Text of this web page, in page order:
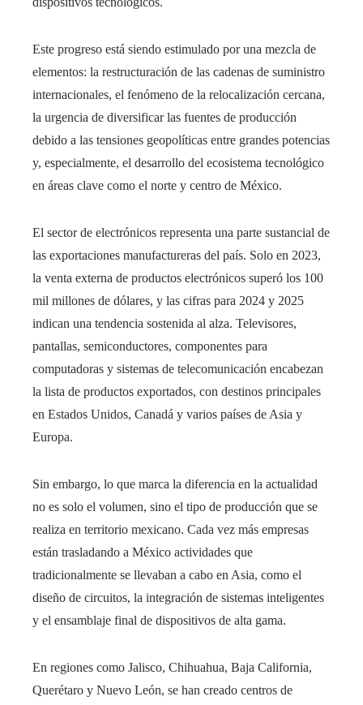
Este progreso está siendo estimulado por una mezcla de
elementos: la restructuración de las cadenas de suministro
internacionales, el fenómeno de la relocalización cercana,
la urgencia de diversificar las fuentes de producción
debido a las tensiones geopolíticas entre grandes potencias
y, especialmente, el desarrollo del ecosistema tecnológico
en áreas clave como el norte y centro de México.
El sector de electrónicos representa una parte sustancial de
las exportaciones manufactureras del país. Solo en 2023,
la venta externa de productos electrónicos superó los 100
mil millones de dólares, y las cifras para 2024 y 2025
indican una tendencia sostenida al alza. Televisores,
pantallas, semiconductores, componentes para
computadoras y sistemas de telecomunicación encabezan
la lista de productos exportados, con destinos principales
en Estados Unidos, Canadá y varios países de Asia y
Europa.
Sin embargo, lo que marca la diferencia en la actualidad
no es solo el volumen, sino el tipo de producción que se
realiza en territorio mexicano. Cada vez más empresas
están trasladando a México actividades que
tradicionalmente se llevaban a cabo en Asia, como el
diseño de circuitos, la integración de sistemas inteligentes
y el ensamblaje final de dispositivos de alta gama.
En regiones como Jalisco, Chihuahua, Baja California,
Querétaro y Nuevo León, se han creado centros de